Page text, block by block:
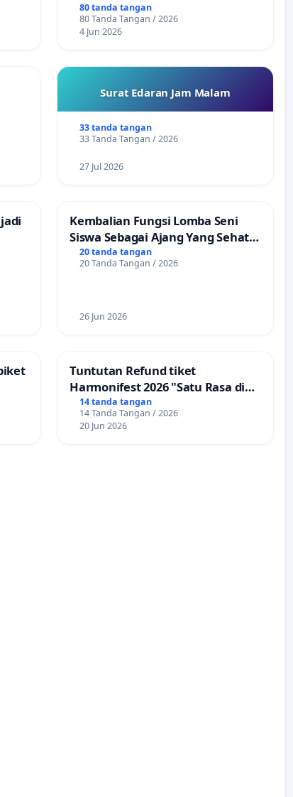
80 tanda tangan
80 Tanda Tangan / 2026
4 Jun 2026
Surat Edaran Jam Malam
33 tanda tangan
33 Tanda Tangan / 2026
27 Jul 2026
Kembalian Fungsi Lomba Seni
Siswa Sebagai Ajang Yang Sehat
Tanpa Tindakan Provokatif
20 tanda tangan
20 Tanda Tangan / 2026
26 Jun 2026
Tuntutan Refund tiket
Harmonifest 2026 "Satu Rasa di
Sudut Kota", Kuningan,
Jawabarat
14 tanda tangan
14 Tanda Tangan / 2026
20 Jun 2026